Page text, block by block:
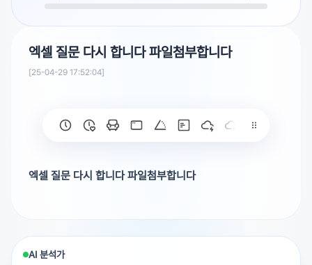
엑셀 질문 다시 합니다 파일첨부합니다
[25-04-29 17:52:04]
엑셀 질문 다시 합니다 파일첨부합니다
AI 분석가